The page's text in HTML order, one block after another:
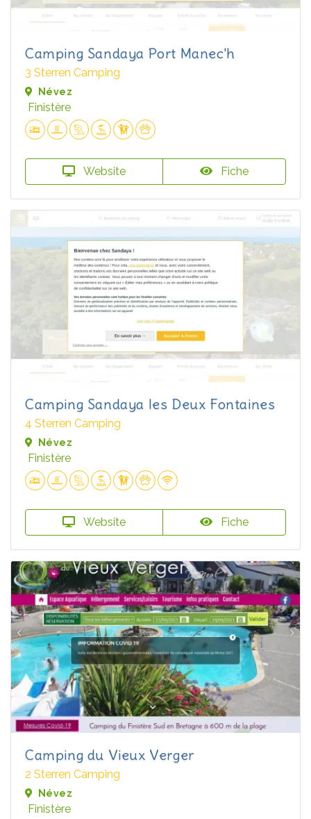
Camping Sandaya Port Manec'h
3 Sterren Camping
Névez
Finistère
Website Fiche
Camping Sandaya les Deux Fontaines
4 Sterren Camping
Névez
Finistère
Website Fiche
Camping du Vieux Verger
2 Sterren Camping
Névez
Finistère